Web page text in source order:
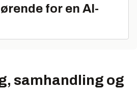
for en AI-
samhandling og